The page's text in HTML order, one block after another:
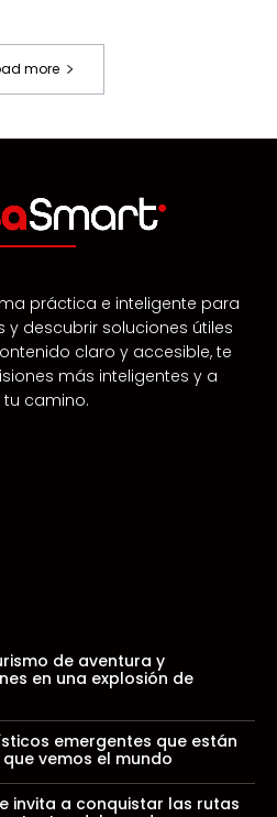
more
práctica e inteligente para
y descubrir soluciones útiles
claro y accesible, te
más inteligentes y a
camino.
de aventura y
en una explosión de
emergentes que están
vemos el mundo
invita a conquistar las rutas